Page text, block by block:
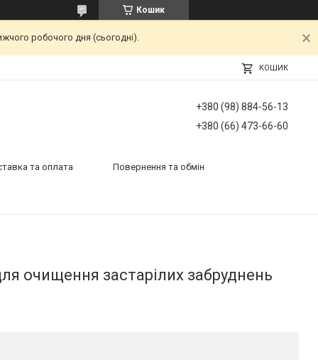
Кошик
робочого дня (сьогодні).
КОШИК
+380 (98) 884-56-13
+380 (66) 473-66-60
та оплата Повернення та обмін
очищення застарілих забруднень